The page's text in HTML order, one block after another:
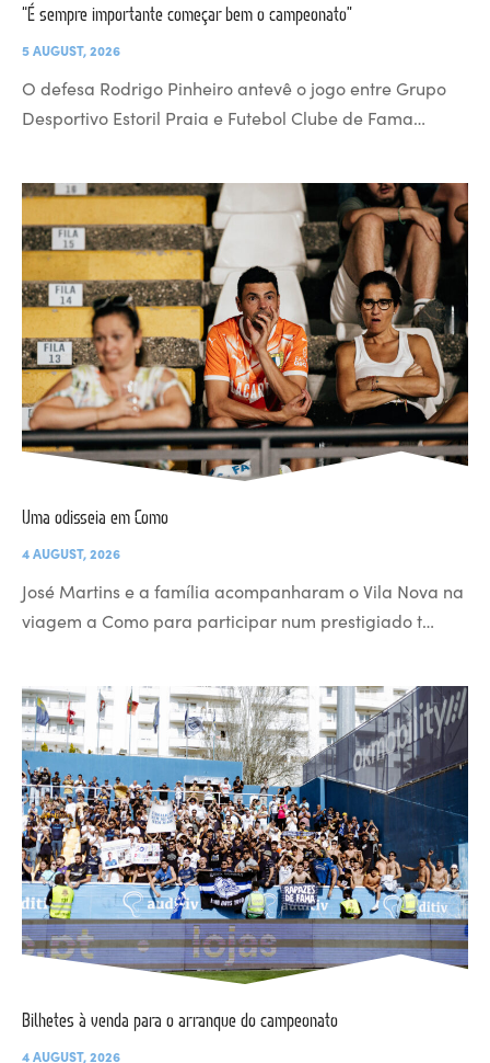
“É sempre importante começar bem o campeonato”
5 AUGUST, 2026
O defesa Rodrigo Pinheiro antevê o jogo entre Grupo
Desportivo Estoril Praia e Futebol Clube de Fama…
Uma odisseia em Como
4 AUGUST, 2026
José Martins e a família acompanharam o Vila Nova na
viagem a Como para participar num prestigiado t…
Bilhetes à venda para o arranque do campeonato
4 AUGUST, 2026